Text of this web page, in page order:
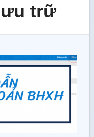
trữ